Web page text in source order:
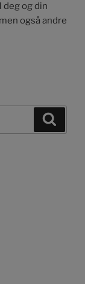
og din
også andre